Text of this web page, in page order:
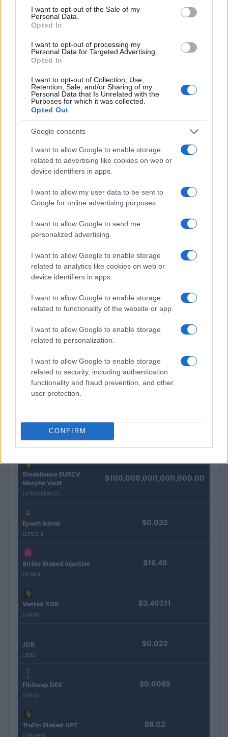
consent section.
I want to opt-out of the Sale of my
Personal Data.
Opted In
I want to opt-out of processing my
Personal Data for Targeted Advertising.
Opted In
I want to opt-out of Collection, Use,
Retention, Sale, and/or Sharing of my
Personal Data that Is Unrelated with the
Purposes for which it was collected.
Opted Out
Google consents
I want to allow Google to enable storage
related to advertising like cookies on web or
device identifiers in apps.
I want to allow my user data to be sent to
Google for online advertising purposes.
I want to allow Google to send me
personalized advertising.
I want to allow Google to enable storage
related to analytics like cookies on web or
device identifiers in apps.
I want to allow Google to enable storage
related to functionality of the website or app.
I want to allow Google to enable storage
related to personalization.
I want to allow Google to enable storage
related to security, including authentication
functionality and fraud prevention, and other
user protection.
CONFIRM
materie prime
Andrea Innocenti · 6 Ago 2026
Petrolio in calo: Brent a 91,82$, ribassi a due cifre per greggio
Gold (Terra
(PAXG)
$4,187.30
Steakhouse EURCV
Morpho Vault
(STEAKEURCV)
$100,000,000,000,000.00
Epoch Island
(EPOCH)
$0.032
Stride Staked Injective
(STINJ)
$16.49
Vested XOR
(VXOR)
$3,407.11
JDB
(JDB)
$0.022
FibSwap DEX
(FIBO)
$0.0085
TruFin Staked APT
(TRUAPT)
$8.02